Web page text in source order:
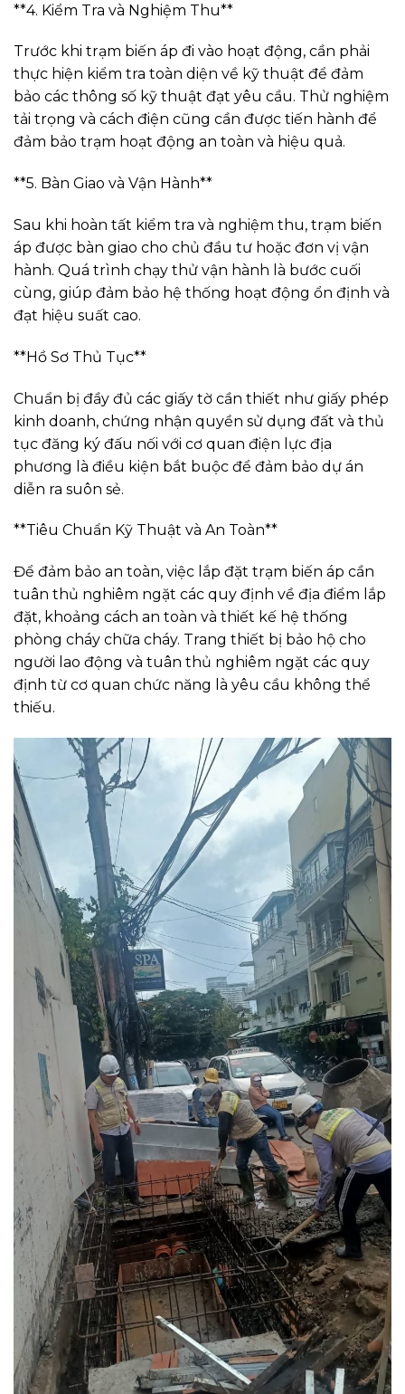
**4. Kiểm Tra và Nghiệm Thu**
Trước khi trạm biến áp đi vào hoạt động, cần phải
thực hiện kiểm tra toàn diện về kỹ thuật để đảm
bảo các thông số kỹ thuật đạt yêu cầu. Thử nghiệm
tải trọng và cách điện cũng cần được tiến hành để
đảm bảo trạm hoạt động an toàn và hiệu quả.
**5. Bàn Giao và Vận Hành**
Sau khi hoàn tất kiểm tra và nghiệm thu, trạm biến
áp được bàn giao cho chủ đầu tư hoặc đơn vị vận
hành. Quá trình chạy thử vận hành là bước cuối
cùng, giúp đảm bảo hệ thống hoạt động ổn định và
đạt hiệu suất cao.
**Hồ Sơ Thủ Tục**
Chuẩn bị đầy đủ các giấy tờ cần thiết như giấy phép
kinh doanh, chứng nhận quyền sử dụng đất và thủ
tục đăng ký đấu nối với cơ quan điện lực địa
phương là điều kiện bắt buộc để đảm bảo dự án
diễn ra suôn sẻ.
**Tiêu Chuẩn Kỹ Thuật và An Toàn**
Để đảm bảo an toàn, việc lắp đặt trạm biến áp cần
tuân thủ nghiêm ngặt các quy định về địa điểm lắp
đặt, khoảng cách an toàn và thiết kế hệ thống
phòng cháy chữa cháy. Trang thiết bị bảo hộ cho
người lao động và tuân thủ nghiêm ngặt các quy
định từ cơ quan chức năng là yêu cầu không thể
thiếu.